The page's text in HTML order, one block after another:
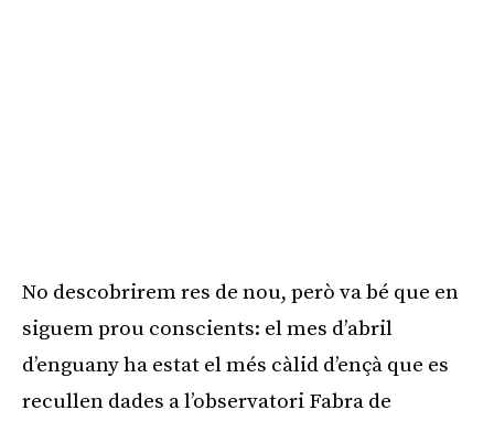
No descobrirem res de nou, però va bé que en
siguem prou conscients: el mes d’abril
d’enguany ha estat el més càlid d’ençà que es
recullen dades a l’observatori Fabra de